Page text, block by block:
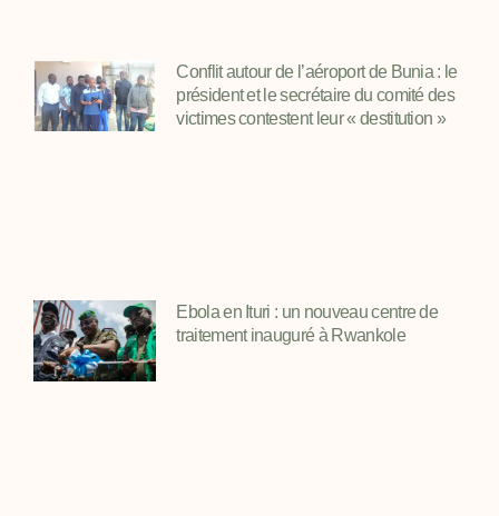
Conflit autour de l’aéroport de Bunia : le
président et le secrétaire du comité des
victimes contestent leur « destitution »
Ebola en Ituri : un nouveau centre de
traitement inauguré à Rwankole